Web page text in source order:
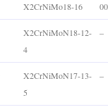
X2CrNiMo18-16
X2CrNiMoN18-12-
4
–
X2CrNiMoN17-13-
5
–